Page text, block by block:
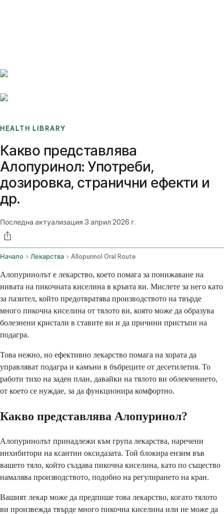
HEALTH LIBRARY
Какво представлява
Алопуринол: Употреби,
дозировка, странични ефекти и
др.
Последна актуализация 3 април 2026 г.
Начало Лекарства Allopurinol Oral Route
Алопуринолът е лекарство, което помага за понижаване на
нивата на пикочната киселина в кръвта ви. Мислете за него като
за пазител, който предотвратява производството на твърде
много пикочна киселина от тялото ви, която може да образува
болезнени кристали в ставите ви и да причини пристъпи на
подагра.
Това нежно, но ефективно лекарство помага на хората да
управляват подагра и камъни в бъбреците от десетилетия. То
работи тихо на заден план, давайки на тялото ви облекчението,
от което се нуждае, за да функционира комфортно.
Какво представлява Алопуринол?
Алопуринолът принадлежи към група лекарства, наречени
инхибитори на ксантин оксидазата. Той блокира ензим във
вашето тяло, който създава пикочна киселина, като по същество
намалява производството, подобно на регулирането на кран.
Вашият лекар може да предпише това лекарство, когато тялото
ви произвежда твърде много пикочна киселина или не може да